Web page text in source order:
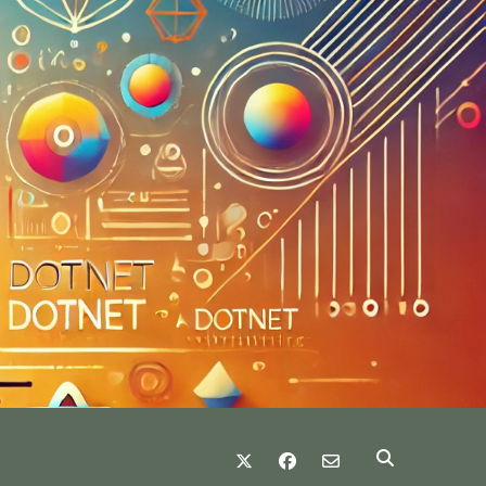
twitter facebook
email-form